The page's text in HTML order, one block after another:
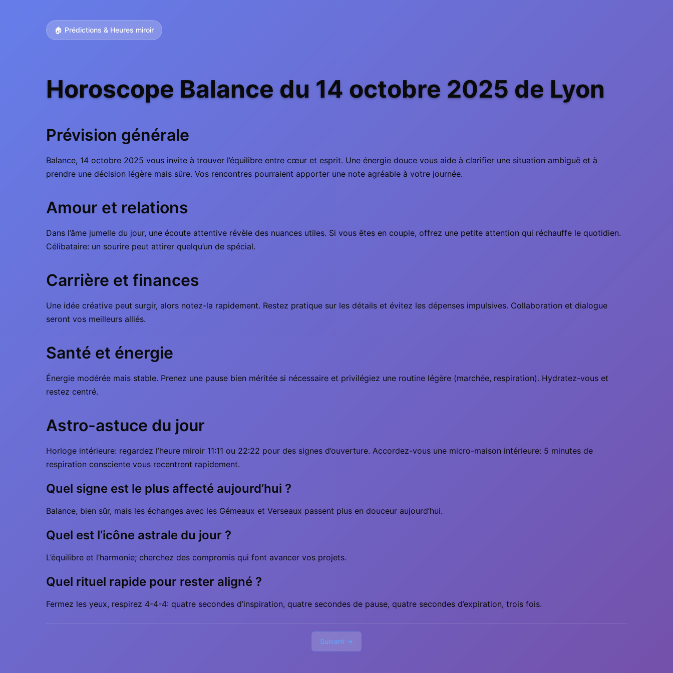
🏠 Prédictions & Heures miroir
Horoscope Balance du 14 octobre 2025 de Lyon
Prévision générale
Balance, 14 octobre 2025 vous invite à trouver l’équilibre entre cœur et esprit. Une énergie douce vous aide à clarifier une situation ambiguë et à
prendre une décision légère mais sûre. Vos rencontres pourraient apporter une note agréable à votre journée.
Amour et relations
Dans l’âme jumelle du jour, une écoute attentive révèle des nuances utiles. Si vous êtes en couple, offrez une petite attention qui réchauffe le quotidien.
Célibataire: un sourire peut attirer quelqu’un de spécial.
Carrière et finances
Une idée créative peut surgir, alors notez-la rapidement. Restez pratique sur les détails et évitez les dépenses impulsives. Collaboration et dialogue
seront vos meilleurs alliés.
Santé et énergie
Énergie modérée mais stable. Prenez une pause bien méritée si nécessaire et privilégiez une routine légère (marchée, respiration). Hydratez-vous et
restez centré.
Astro-astuce du jour
Horloge intérieure: regardez l’heure miroir 11:11 ou 22:22 pour des signes d’ouverture. Accordez-vous une micro-maison intérieure: 5 minutes de
respiration consciente vous recentrent rapidement.
Quel signe est le plus affecté aujourd’hui ?
Balance, bien sûr, mais les échanges avec les Gémeaux et Verseaux passent plus en douceur aujourd’hui.
Quel est l’icône astrale du jour ?
L’équilibre et l’harmonie; cherchez des compromis qui font avancer vos projets.
Quel rituel rapide pour rester aligné ?
Fermez les yeux, respirez 4-4-4: quatre secondes d’inspiration, quatre secondes de pause, quatre secondes d’expiration, trois fois.
Suivant →